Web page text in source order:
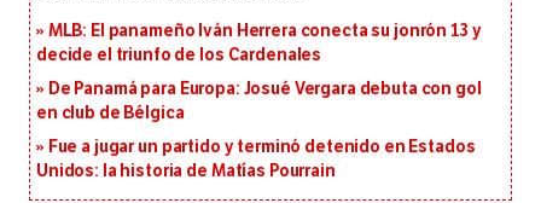
MLB: El panameño Iván Herrera conecta su jonrón 13 y
decide el triunfo de los Cardenales
De Panamá para Europa: Josué Vergara debuta con gol
en club de Bélgica
Fue a jugar un partido y terminó detenido en Estados
Unidos: la historia de Matías Pourrain